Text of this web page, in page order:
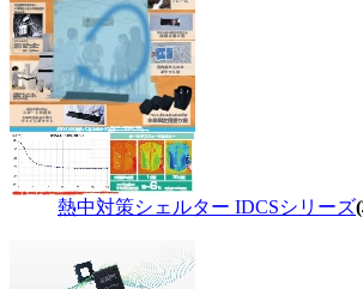
熱中対策シェルター IDCSシリーズ